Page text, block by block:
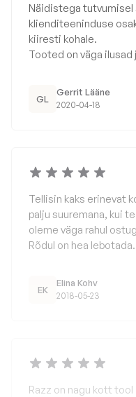
Näidistega tutvumisel
klienditeeninduse
kiiresti kohale.
Tooted on väga
GL
Gerrit Lääne
2020-04-18
Tellisin kaks erinevat
palju suuremana, kui
oleme väga rahul
Rõdul on hea lebotada.
EK
Elina Kohv
2018-05-23
Razz on nagu kott